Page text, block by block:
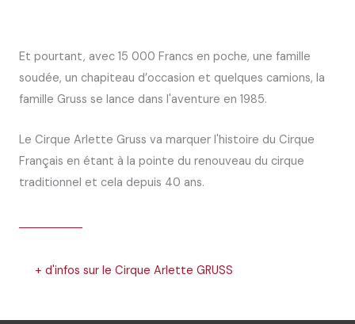
Et pourtant, avec 15 000 Francs en poche, une famille
soudée, un chapiteau d’occasion et quelques camions, la
famille Gruss se lance dans l'aventure en 1985.
Le Cirque Arlette Gruss va marquer l'histoire du Cirque
Français en étant à la pointe du renouveau du cirque
traditionnel et cela depuis 40 ans.
+ d'infos sur le Cirque Arlette GRUSS